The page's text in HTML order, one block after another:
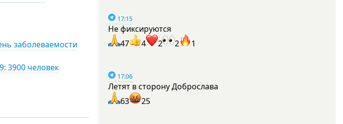
заболеваемости
3900 человек
17:15
Не фиксируются
47
4 2 2 1
17:06
Летят в сторону Доброслава
63
25